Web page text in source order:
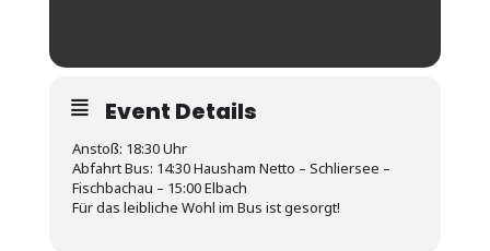
Event Details
Anstoß: 18:30 Uhr
Abfahrt Bus: 14:30 Hausham Netto – Schliersee –
Fischbachau – 15:00 Elbach
Für das leibliche Wohl im Bus ist gesorgt!